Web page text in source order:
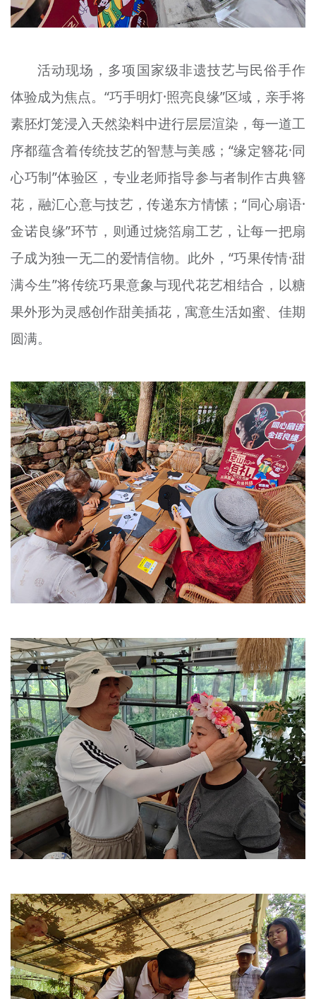
活动现场，多项国家级非遗技艺与民俗手作
体验成为焦点。“巧手明灯·照亮良缘”区域，亲手将
素胚灯笼浸入天然染料中进行层层渲染，每一道工
序都蕴含着传统技艺的智慧与美感；“缘定簪花·同
心巧制”体验区，专业老师指导参与者制作古典簪
花，融汇心意与技艺，传递东方情愫；“同心扇语·
金诺良缘”环节，则通过烧箔扇工艺，让每一把扇
子成为独一无二的爱情信物。此外，“巧果传情·甜
满今生”将传统巧果意象与现代花艺相结合，以糖
果外形为灵感创作甜美插花，寓意生活如蜜、佳期
圆满。